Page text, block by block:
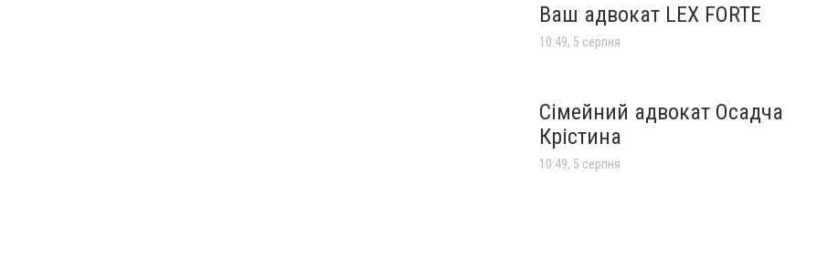
Ваш адвокат LEX FORTE
10:49, 5 серпня
Сімейний адвокат Осадча
Крістина
10:49, 5 серпня